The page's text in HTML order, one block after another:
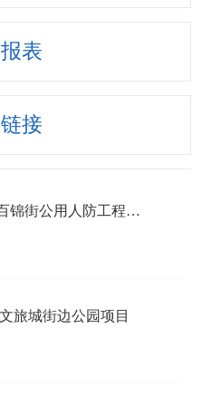
表
接
【评标结果公示】黄陂区百锦街公用人防工程监理第一标段公开招标评标结果公示
旅城街边公园项目